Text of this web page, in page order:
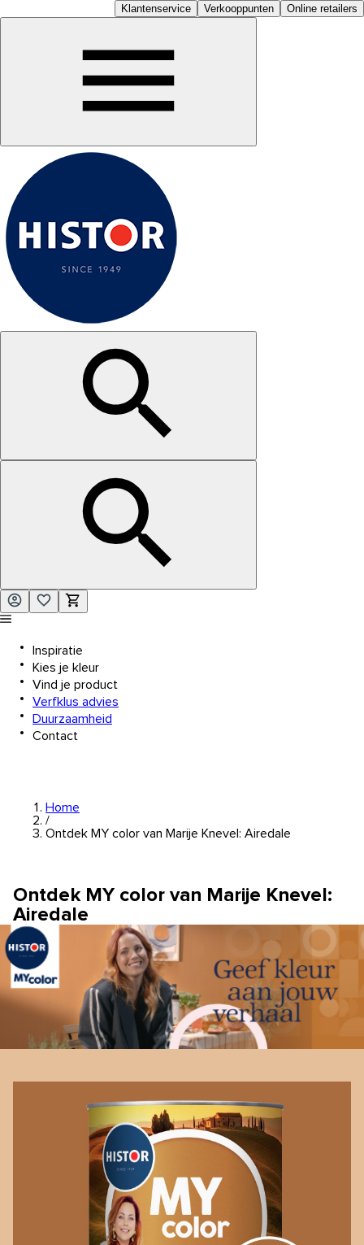
Klantenservice Verkooppunten Online retailers
Inspiratie
Kies je kleur
Vind je product
Verfklus advies
Duurzaamheid
Contact
Home
/
Ontdek MY color van Marije Knevel: Airedale
Ontdek MY color van Marije Knevel:
Airedale